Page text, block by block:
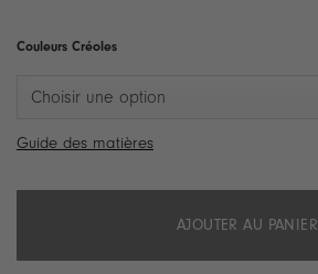
Couleurs Créoles
Guide des matières
AJOUTER AU PANIER